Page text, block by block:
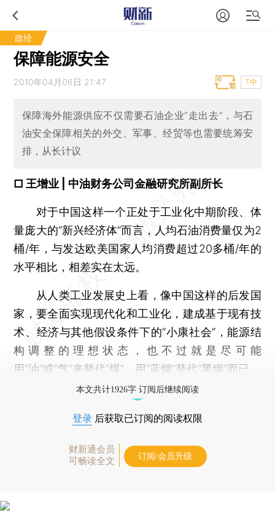
政经
保障能源安全
2010年04月06日 21:47 T中
保障海外能源供应不仅需要石油企业“走出去”，与石
油安全保障相关的外交、军事、经贸等也需要统筹安
排，从长计议
□ 王增业 | 中油财务公司金融研究所副所长
对于中国这样一个正处于工业化中期阶段、体
量庞大的“新兴经济体”而言，人均石油消费量仅为2
桶/年，与发达欧美国家人均消费超过20多桶/年的
水平相比，相差实在太远。
从人类工业发展史上看，像中国这样的后发国
家，要全面实现现代化和工业化，建成基于现有技
术、经济与其他假设条件下的“小康社会”，能源结
构调整的理想状态，也不过就是尽可能
用“油”或“气”来替代“煤”，用“蓝烟”替代“黑烟”而已。
本文共计1926字 订阅后继续阅读
登录 后获取已订阅的阅读权限
财新通会员
可畅读全文
订阅/会员升级